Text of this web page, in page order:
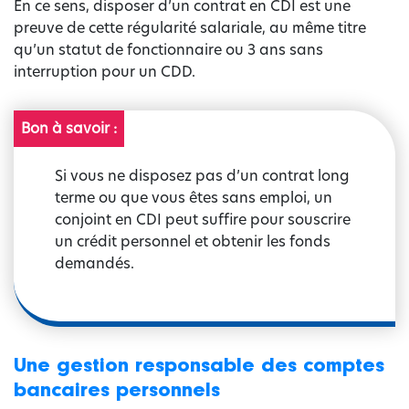
En ce sens, disposer d’un contrat en CDI est une
preuve de cette régularité salariale, au même titre
qu’un statut de fonctionnaire ou 3 ans sans
interruption pour un CDD.
Bon à savoir :
Si vous ne disposez pas d’un contrat long
terme ou que vous êtes sans emploi, un
conjoint en CDI peut suffire pour souscrire
un crédit personnel et obtenir les fonds
demandés.
Une gestion responsable des comptes
bancaires personnels